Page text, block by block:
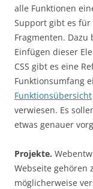
alle Funktionen
Support gibt es für
Fragmenten. Dazu
Einfügen dieser
CSS gibt es eine
Funktionsumfang
Funktionsübersicht
verwiesen. Es
etwas genauer
Projekte.
Webseite gehören
möglicherweise